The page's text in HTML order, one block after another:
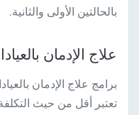
بالحالتين الأولى والثانية.
علاج الإدمان
برامج علاج الإدمان
تعتبر أقل من حيث التكلفة